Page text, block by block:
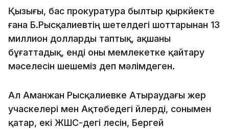
Қызығы, бас прокуратура былтыр қыркүйекте
ғана Б.Рысқалиевтің шетелдегі шоттарынан 13
миллион долларды таптық, ақшаны
бұғаттадық, енді оны мемлекетке қайтару
мәселесін шешеміз деп мәлімдеген.
Ал Аманжан Рысқалиевке Атыраудағы жер
учаскелері мен Ақтөбедегі үйлерді, сонымен
қатар, екі ЖШС-дегі үлесін, Бергей